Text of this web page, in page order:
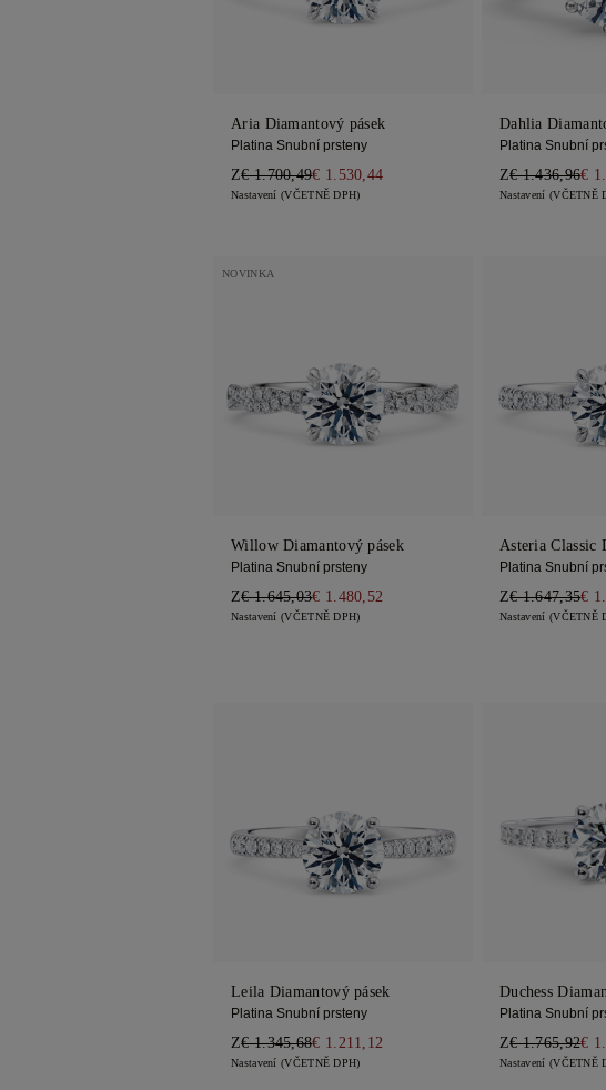
Aria Diamantový pásek
Platina Snubní prsteny
Z€ 1.700,49€ 1.530,44
Nastavení (VČETNĚ DPH)
Dahlia
Platina Snubní
Z€ 1.436,96€
Nastavení (VČETNĚ
NOVINKA
Willow Diamantový pásek
Platina Snubní prsteny
Z€ 1.645,03€ 1.480,52
Nastavení (VČETNĚ DPH)
Asteria Classic
Platina Snubní
Z€ 1.647,35€
Nastavení (VČETNĚ
Leila Diamantový pásek
Platina Snubní prsteny
Z€ 1.345,68€ 1.211,12
Nastavení (VČETNĚ DPH)
Duchess
Platina Snubní
Z€ 1.765,92€
Nastavení (VČETNĚ